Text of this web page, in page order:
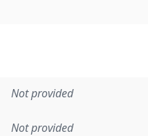
Not provided
Not provided